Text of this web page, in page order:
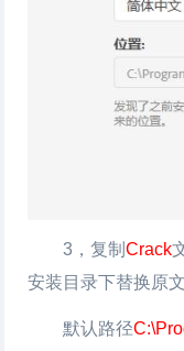
3，复制Crack
安装目录下替换原
默认路径